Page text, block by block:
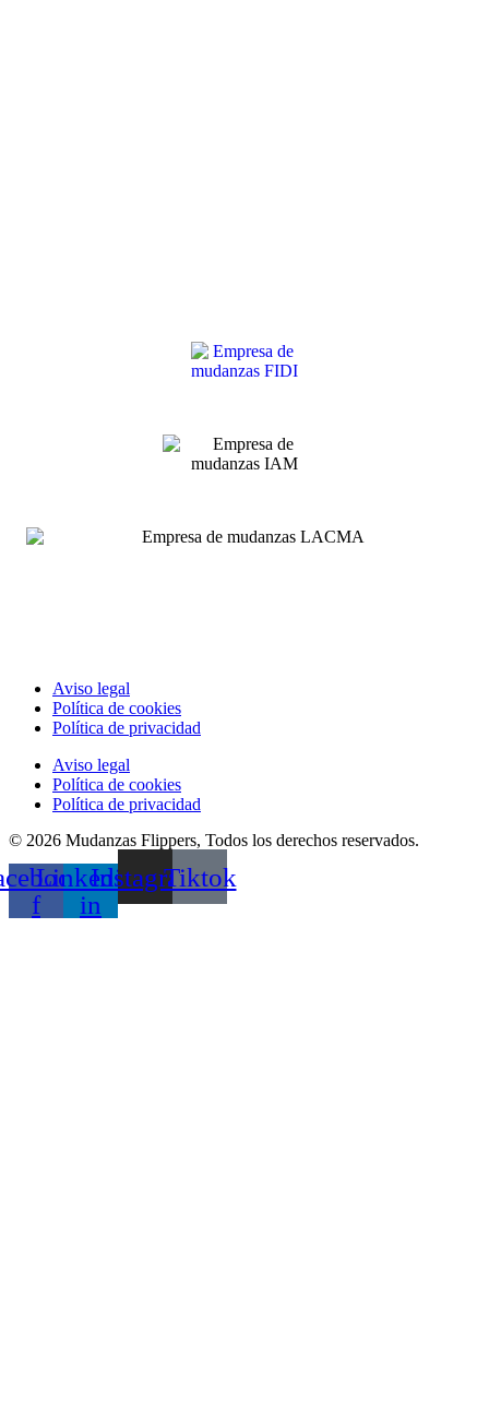
Aviso legal
Política de cookies
Política de privacidad
Aviso legal
Política de cookies
Política de privacidad
© 2026 Mudanzas Flippers, Todos los derechos reservados.
f
Linkedin-
in
InstagramTiktok